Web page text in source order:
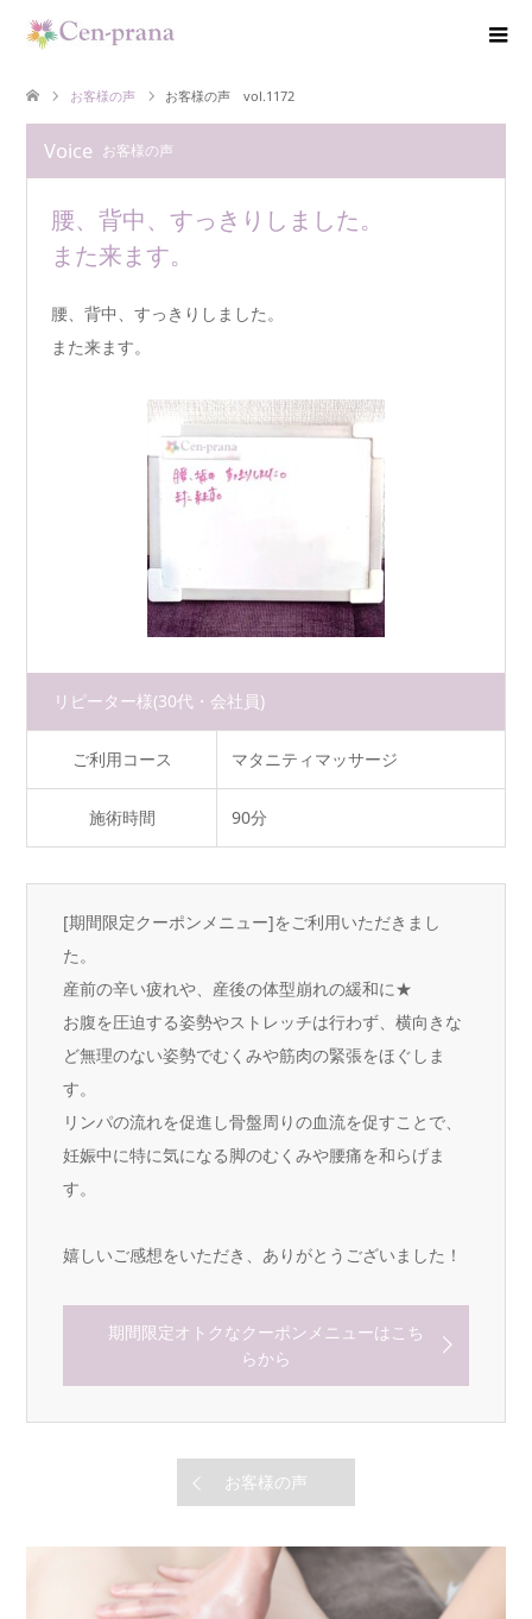
お客様の声 お客様の声 vol.1172
Voice お客様の声
腰、背中、すっきりしました。
また来ます。
腰、背中、すっきりしました。
また来ます。
リピーター様(30代・会社員)
ご利用コース マタニティマッサージ
施術時間 90分
[期間限定クーポンメニュー]をご利用いただきまし
た。
産前の辛い疲れや、産後の体型崩れの緩和に★
お腹を圧迫する姿勢やストレッチは行わず、横向きな
ど無理のない姿勢でむくみや筋肉の緊張をほぐしま
す。
リンパの流れを促進し骨盤周りの血流を促すことで、
妊娠中に特に気になる脚のむくみや腰痛を和らげま
す。
嬉しいご感想をいただき、ありがとうございました！
期間限定オトクなクーポンメニューはこち
らから
お客様の声